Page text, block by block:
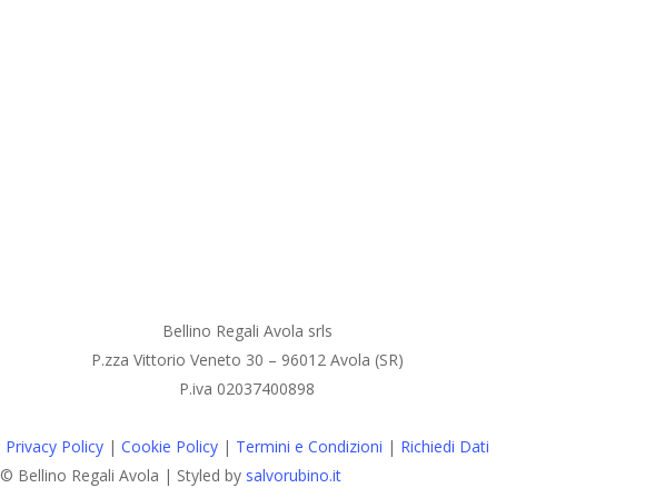
Bellino Regali Avola srls
P.zza Vittorio Veneto 30 – 96012 Avola (SR)
P.iva 02037400898
Privacy Policy| Cookie Policy| Termini e Condizioni | Richiedi Dati
© Bellino Regali Avola | Styled by salvorubino.it